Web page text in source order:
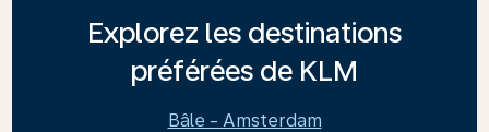
Explorez les destinations
préférées de KLM
Bâle - Amsterdam